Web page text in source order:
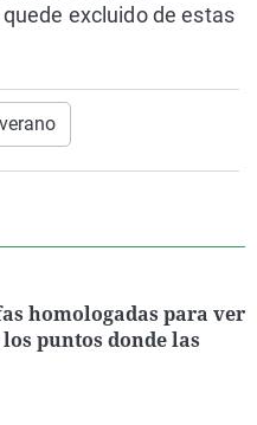
excluido de estas
verano
homologadas para ver
puntos donde las